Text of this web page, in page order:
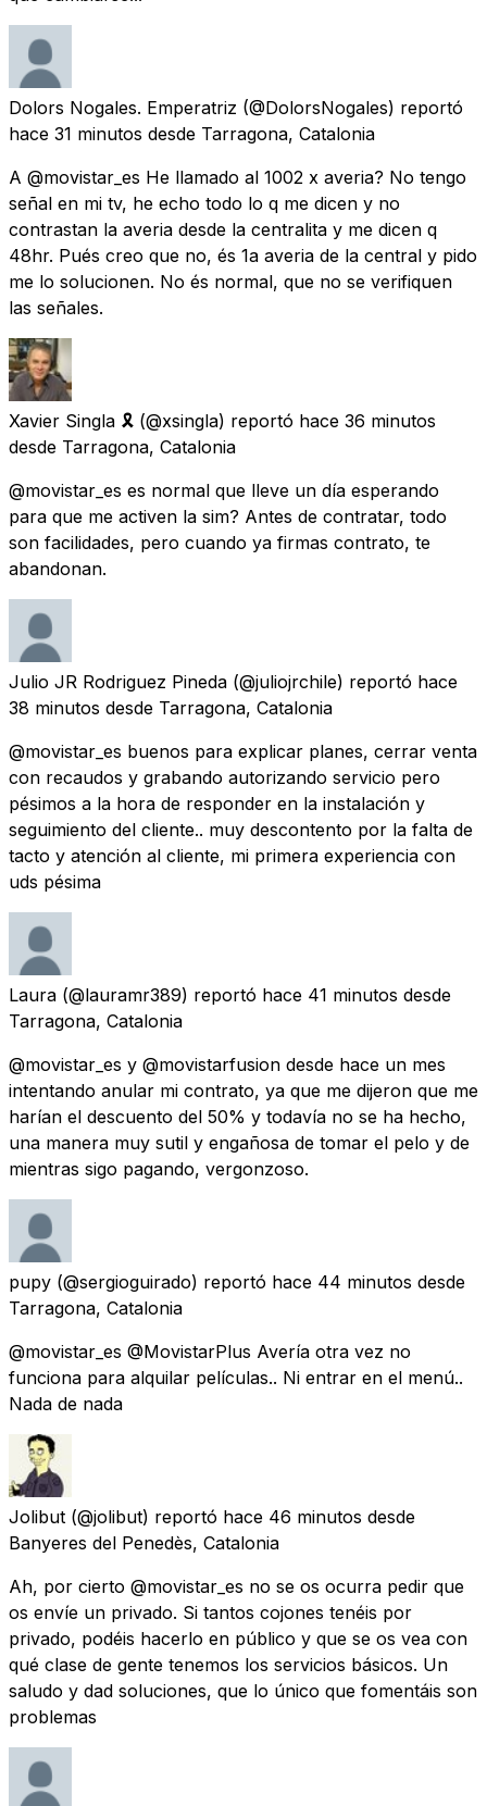
Dolors Nogales. Emperatriz (@DolorsNogales) reportó
hace 31 minutos desde Tarragona, Catalonia
A @movistar_es He llamado al 1002 x averia? No tengo
señal en mi tv, he echo todo lo q me dicen y no
contrastan la averia desde la centralita y me dicen q
48hr. Pués creo que no, és 1a averia de la central y pido
me lo solucionen. No és normal, que no se verifiquen
las señales.
Xavier Singla 🎗 (@xsingla) reportó hace 36 minutos
desde Tarragona, Catalonia
@movistar_es es normal que lleve un día esperando
para que me activen la sim? Antes de contratar, todo
son facilidades, pero cuando ya firmas contrato, te
abandonan.
Julio JR Rodriguez Pineda (@juliojrchile) reportó hace
38 minutos desde Tarragona, Catalonia
@movistar_es buenos para explicar planes, cerrar venta
con recaudos y grabando autorizando servicio pero
pésimos a la hora de responder en la instalación y
seguimiento del cliente.. muy descontento por la falta de
tacto y atención al cliente, mi primera experiencia con
uds pésima
Laura (@lauramr389) reportó hace 41 minutos desde
Tarragona, Catalonia
@movistar_es y @movistarfusion desde hace un mes
intentando anular mi contrato, ya que me dijeron que me
harían el descuento del 50% y todavía no se ha hecho,
una manera muy sutil y engañosa de tomar el pelo y de
mientras sigo pagando, vergonzoso.
pupy (@sergioguirado) reportó hace 44 minutos desde
Tarragona, Catalonia
@movistar_es @MovistarPlus Avería otra vez no
funciona para alquilar películas.. Ni entrar en el menú..
Nada de nada
Jolibut (@jolibut) reportó hace 46 minutos desde
Banyeres del Penedès, Catalonia
Ah, por cierto @movistar_es no se os ocurra pedir que
os envíe un privado. Si tantos cojones tenéis por
privado, podéis hacerlo en público y que se os vea con
qué clase de gente tenemos los servicios básicos. Un
saludo y dad soluciones, que lo único que fomentáis son
problemas